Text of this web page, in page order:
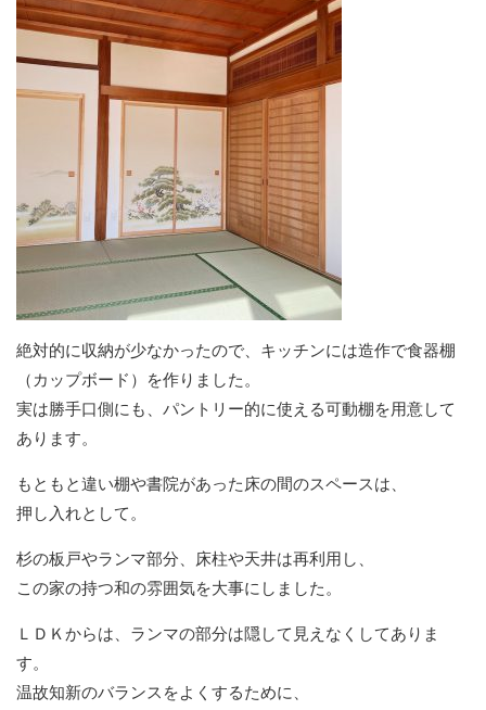
絶対的に収納が少なかったので、キッチンには造作で食器棚
（カップボード）を作りました。
実は勝手口側にも、パントリー的に使える可動棚を用意して
あります。
もともと違い棚や書院があった床の間のスペースは、
押し入れとして。
杉の板戸やランマ部分、床柱や天井は再利用し、
この家の持つ和の雰囲気を大事にしました。
ＬＤＫからは、ランマの部分は隠して見えなくしてありま
す。
温故知新のバランスをよくするために、